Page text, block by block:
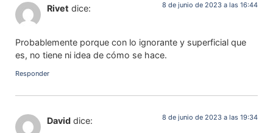
Rivet dice: 8 de junio de 2023 a las 16:44
Probablemente porque con lo ignorante y superficial que
es, no tiene ni idea de cómo se hace.
Responder
David dice: 8 de junio de 2023 a las 19:34